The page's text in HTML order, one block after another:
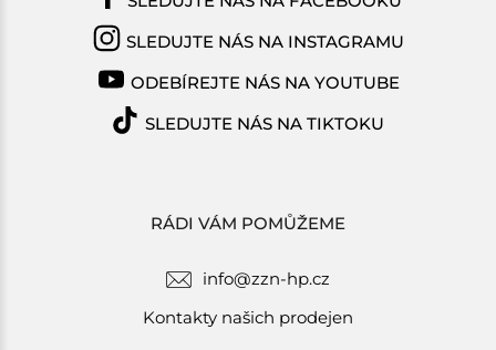
RÁDI VÁM POMŮŽEME
info@zzn-hp.cz
Kontakty našich prodejen
SLEDUJTE NÁS NA INSTAGRAMU
ODEBÍREJTE NÁS NA YOUTUBE
SLEDUJTE NÁS NA TIKTOKU